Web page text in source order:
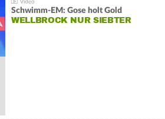
Schwimm-EM: Gose holt Gold
WELLBROCK NUR SIEBTER